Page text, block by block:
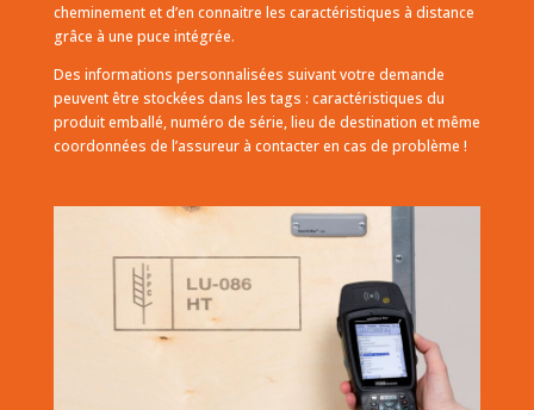
cheminement et d’en connaitre les caractéristiques à distance
grâce à une puce intégrée.
Des informations personnalisées suivant votre demande
peuvent être stockées dans les tags : caractéristiques du
produit emballé, numéro de série, lieu de destination et même
coordonnées de l’assureur à contacter en cas de problème !